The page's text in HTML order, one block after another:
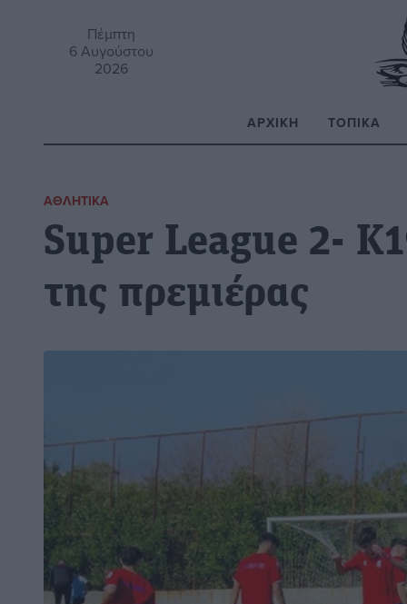
Πέμπτη
6 Αυγούστου
2026
ΑΡΧΙΚΉ ΤΟΠΙΚΆ
ΑΘΛΗΤΙΚΆ
Super League 2-
της πρεμιέρας